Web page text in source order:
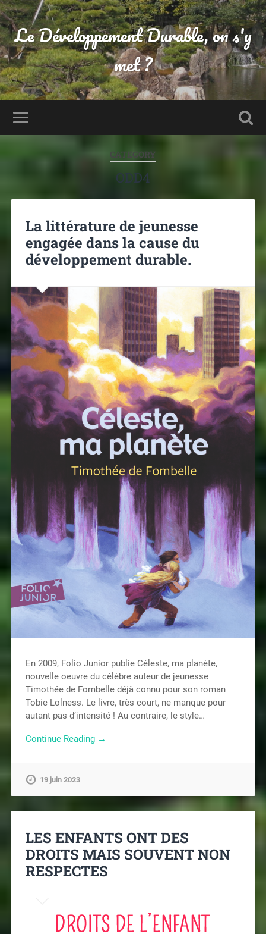
Le Développement Durable, on s'y
met ?
CATEGORY
ODD4
La littérature de jeunesse
engagée dans la cause du
développement durable.
En 2009, Folio Junior publie Céleste, ma planète,
nouvelle oeuvre du célèbre auteur de jeunesse
Timothée de Fombelle déjà connu pour son roman
Tobie Lolness. Le livre, très court, ne manque pour
autant pas d’intensité ! Au contraire, le style…
Continue Reading →
19 juin 2023
LES ENFANTS ONT DES
DROITS MAIS SOUVENT NON
RESPECTES